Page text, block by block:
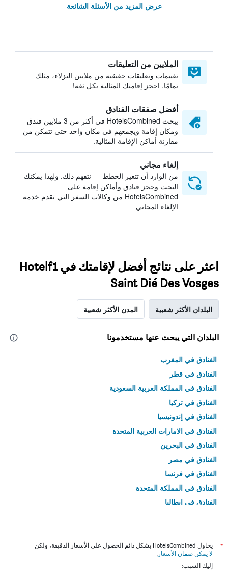
عرض المزيد من الأسئلة الشائعة
الملايين من التعليقات
تقييمات وتعليقات حقيقية من ملايين النزلاء، مثلك
تمامًا. احجز إقامتك المثالية بكل ثقة!
أفضل صفقات الفنادق
يبحث HotelsCombined في أكثر من 3 ملايين فندق
ومكان إقامة ويجمعهم في مكان واحد حتى تتمكن من
مقارنة أماكن الإقامة المثالية.
إلغاء مجاني
من الوارد أن تتغير الخطط — نتفهم ذلك. ولهذا يمكنك
البحث وحجز فنادق وأماكن إقامة على
HotelsCombined من وكالات السفر التي تقدم خدمة
الإلغاء المجاني
اعثر على نتائج أفضل لإقامتك في Hotelf1
Saint Dié Des Vosges
البلدان الأكثر شعبية المدن الأكثر شعبية
البلدان التي يبحث عنها مستخدمونا
الفنادق في المغرب
الفنادق في قطر
الفنادق في المملكة العربية السعودية
الفنادق في تركيا
الفنادق في إندونيسيا
الفنادق في الامارات العربية المتحدة
الفنادق في البحرين
الفنادق في مصر
الفنادق في فرنسا
الفنادق في المملكة المتحدة
الفنادق في إيطاليا
*
يحاول HotelsCombined بشكل دائم الحصول على الأسعار الدقيقة، ولكن
لا يمكن ضمان الأسعار .
إليك السبب: